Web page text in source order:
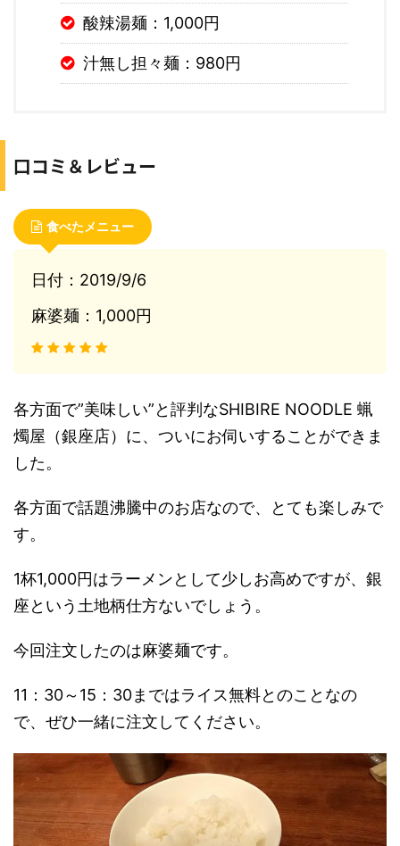
酸辣湯麺：1,000円
汁無し担々麺：980円
口コミ＆レビュー
食べたメニュー
日付：2019/9/6
麻婆麺：1,000円
各方面で”美味しい”と評判なSHIBIRE NOODLE 蝋
燭屋（銀座店）に、ついにお伺いすることができま
した。
各方面で話題沸騰中のお店なので、とても楽しみで
す。
1杯1,000円はラーメンとして少しお高めですが、銀
座という土地柄仕方ないでしょう。
今回注文したのは麻婆麺です。
11：30～15：30まではライス無料とのことなの
で、ぜひ一緒に注文してください。